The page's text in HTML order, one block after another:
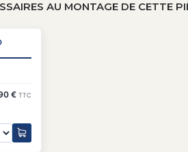
AU MONTAGE DE CETTE
€ TTC